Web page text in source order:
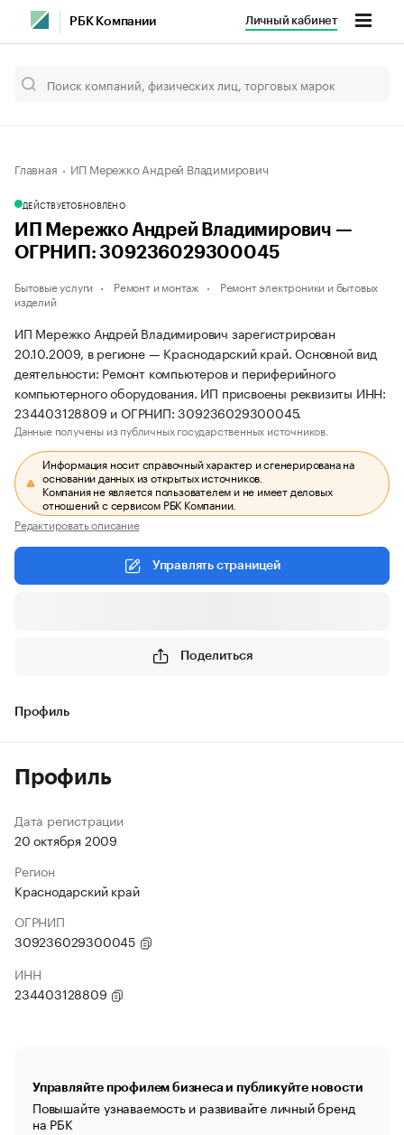
РБК Компании Личный кабинет
Главная ИП Мережко Андрей Владимирович
ДЕЙСТВУЕТОБНОВЛЕНО
ИП Мережко Андрей Владимирович —
ОГРНИП: 309236029300045
Бытовые услуги Ремонт и монтаж
Ремонт электроники и бытовых
изделий
ИП Мережко Андрей Владимирович зарегистрирован
20.10.2009, в регионе — Краснодарский край. Основной вид
деятельности: Ремонт компьютеров и периферийного
компьютерного оборудования. ИП присвоены реквизиты ИНН:
234403128809 и ОГРНИП: 309236029300045.
Данные получены из публичных государственных источников.
Информация носит справочный характер и сгенерирована на
основании данных из открытых источников.
Компания не является пользователем и не имеет деловых
отношений с сервисом РБК Компании.
Редактировать описание
Управлять страницей
Поделиться
Профиль
Профиль
Дата регистрации
20 октября 2009
Регион
Краснодарский край
ОГРНИП
309236029300045
ИНН
234403128809
Управляйте профилем бизнеса и публикуйте новости
Повышайте узнаваемость и развивайте личный бренд
на РБК